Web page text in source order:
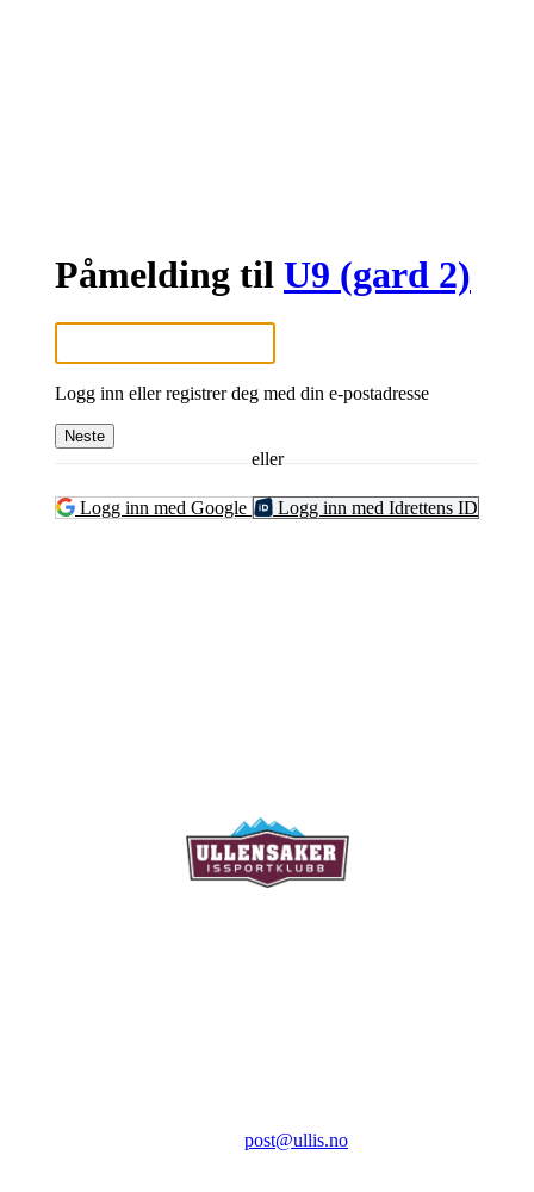
Påmelding til U9 (gard 2)
Logg inn eller registrer deg med din e-postadresse
Neste
eller
Logg inn med Google Logg inn med Idrettens ID
post@ullis.no